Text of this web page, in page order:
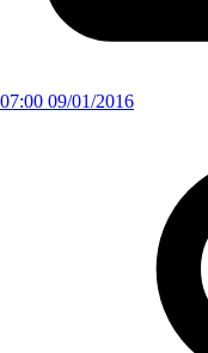
07:00 09/01/2016